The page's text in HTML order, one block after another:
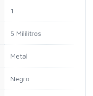
1
5 Mililitros
Metal
Negro